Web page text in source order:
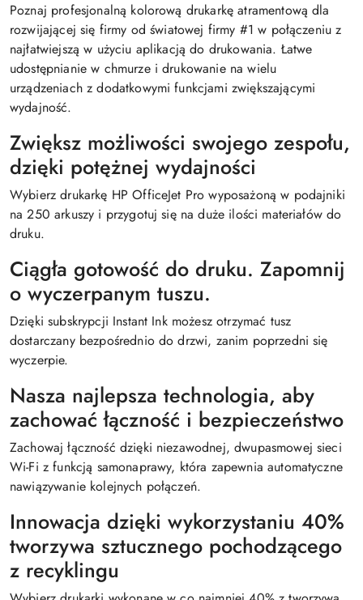
Poznaj profesjonalną kolorową drukarkę atramentową dla
rozwijającej się firmy od światowej firmy #1 w połączeniu z
najłatwiejszą w użyciu aplikacją do drukowania. Łatwe
udostępnianie w chmurze i drukowanie na wielu
urządzeniach z dodatkowymi funkcjami zwiększającymi
wydajność.
Zwiększ możliwości swojego zespołu,
dzięki potężnej wydajności
Wybierz drukarkę HP OfficeJet Pro wyposażoną w podajniki
na 250 arkuszy i przygotuj się na duże ilości materiałów do
druku.
Ciągła gotowość do druku. Zapomnij
o wyczerpanym tuszu.
Dzięki subskrypcji Instant Ink możesz otrzymać tusz
dostarczany bezpośrednio do drzwi, zanim poprzedni się
wyczerpie.
Nasza najlepsza technologia, aby
zachować łączność i bezpieczeństwo
Zachowaj łączność dzięki niezawodnej, dwupasmowej sieci
Wi-Fi z funkcją samonaprawy, która zapewnia automatyczne
nawiązywanie kolejnych połączeń.
Innowacja dzięki wykorzystaniu 40%
tworzywa sztucznego pochodzącego
z recyklingu